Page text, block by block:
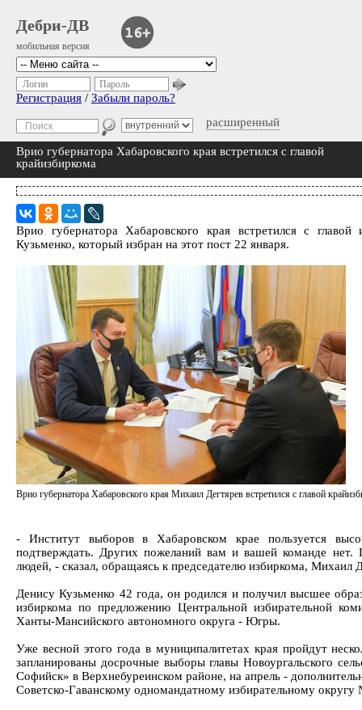
Дебри-ДВ
мобильная версия
расширенный
Логин Пароль
Регистрация / Забыли пароль?
Врио губернатора Хабаровского края встретился с главой
крайизбиркома
Врио губернатора Хабаровского края встретился с
Кузьменко, который избран на этот пост 22 января.
Врио губернатора Хабаровского края Михаил Дегтярев встретился с главой
- Институт выборов в Хабаровском крае пользуется
подтверждать. Других пожеланий вам и вашей команде нет.
людей, - сказал, обращаясь к председателю избиркома, Михаил
Денису Кузьменко 42 года, он родился и получил высшее
избиркома по предложению Центральной избирательной
Ханты-Мансийского автономного округа - Югры.
Уже весной этого года в муниципалитетах края пройдут
запланированы досрочные выборы главы Новоургальского
Софийск» в Верхнебуреинском районе, на апрель -
Советско-Гаванскому одномандатному избирательному